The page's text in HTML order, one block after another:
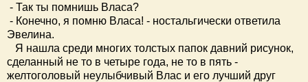
- Так ты помнишь Власа?
- Конечно, я помню Власа! - ностальгически ответила
Эвелина.
Я нашла среди многих толстых папок давний рисунок,
сделанный не то в четыре года, не то в пять -
желтоголовый неулыбчивый Влас и его лучший друг